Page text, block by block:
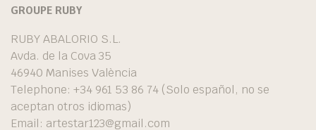
GROUPE RUBY
RUBY ABALORIO S.L.
Avda. de la Cova 35
46940 Manises València
Telephone: +34 961 53 86 74 (Solo español, no se
aceptan otros idiomas)
Email: artestar123@gmail.com